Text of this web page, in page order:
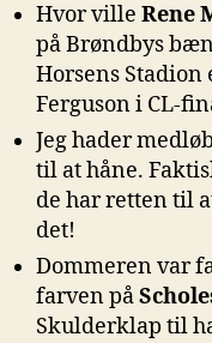
Hvor ville Rene
på Brøndbys
Horsens
Ferguson i CL-
Jeg hader
til at håne.
de har retten til
det!
Dommeren var
farven på
Skulderklap til